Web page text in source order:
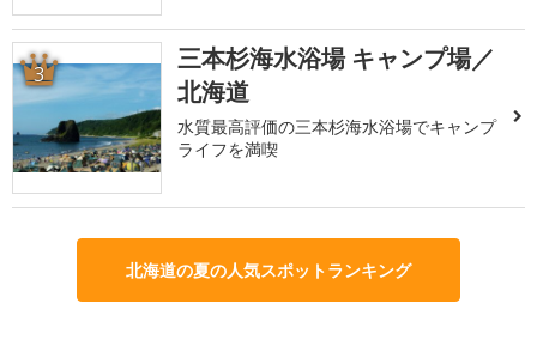
3
三本杉海水浴場 キャンプ場／
北海道
水質最高評価の三本杉海水浴場でキャンプ
ライフを満喫
北海道の夏の人気スポットランキング